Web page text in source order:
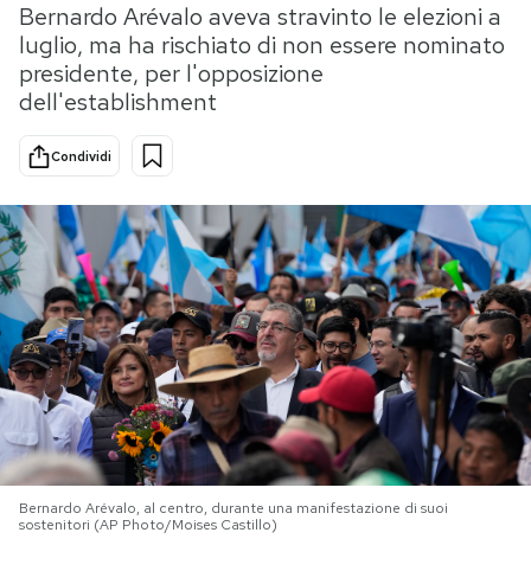
Scienza
Cultura
Economia
Sport
Media
PODCAST
NEWSLETTER
I MIEI PREFERITI
SHOP
Bernardo Arévalo aveva stravinto le elezioni a
luglio, ma ha rischiato di non essere nominato
presidente, per l'opposizione
dell'establishment
Condividi
Bernardo Arévalo, al centro, durante una manifestazione di suoi
sostenitori (AP Photo/Moises Castillo)